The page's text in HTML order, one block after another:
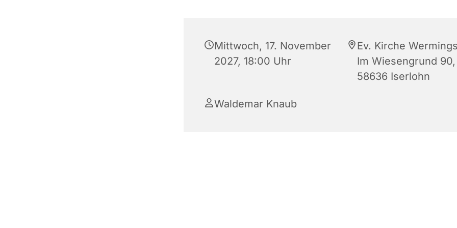
Mittwoch, 17. November
2027, 18:00 Uhr
Ev. Kirche
Im Wiesengrund 90,
58636 Iserlohn
Waldemar Knaub